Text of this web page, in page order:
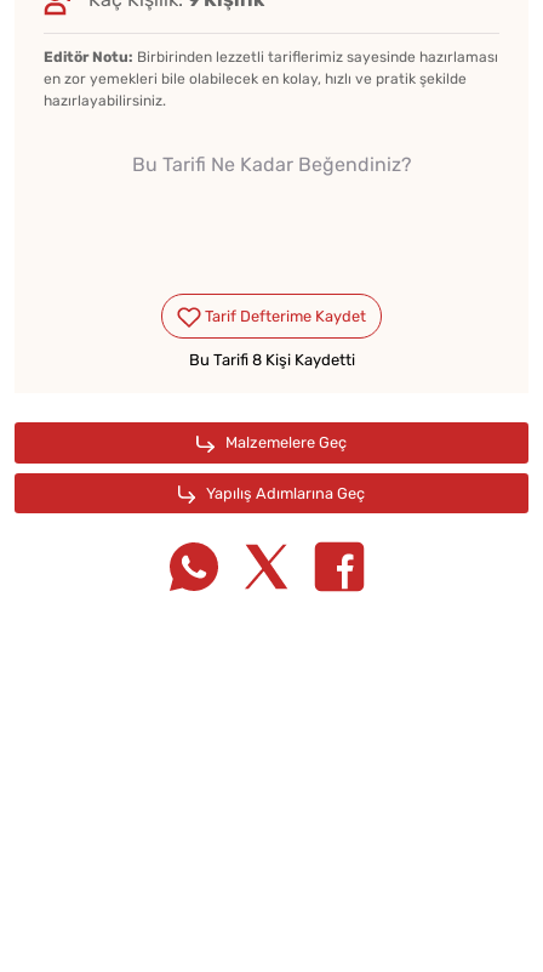
Editör Notu: Birbirinden lezzetli tariflerimiz sayesinde hazırlaması
en zor yemekleri bile olabilecek en kolay, hızlı ve pratik şekilde
hazırlayabilirsiniz.
Bu Tarifi Ne Kadar Beğendiniz?
Bu Tarifi 8 Kişi Kaydetti